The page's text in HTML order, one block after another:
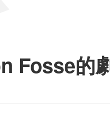
Fosse的